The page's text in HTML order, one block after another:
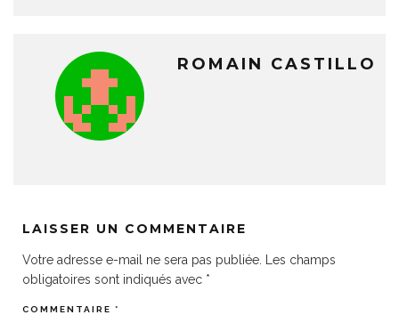
ROMAIN CASTILLO
LAISSER UN COMMENTAIRE
Votre adresse e-mail ne sera pas publiée.
Les champs
obligatoires sont indiqués avec *
COMMENTAIRE *